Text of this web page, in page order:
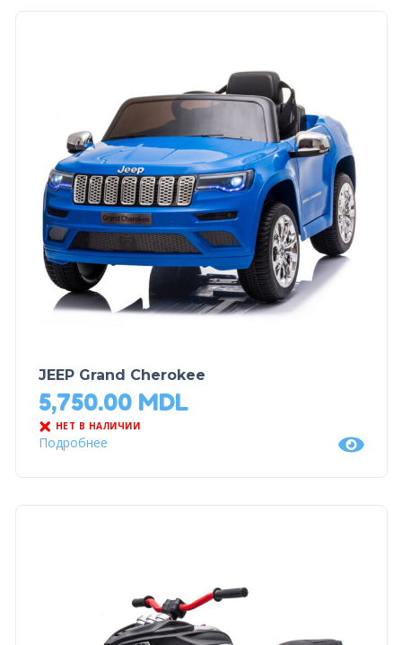
JEEP Grand Cherokee
5,750.00 MDL
НЕТ В НАЛИЧИИ
Подробнее